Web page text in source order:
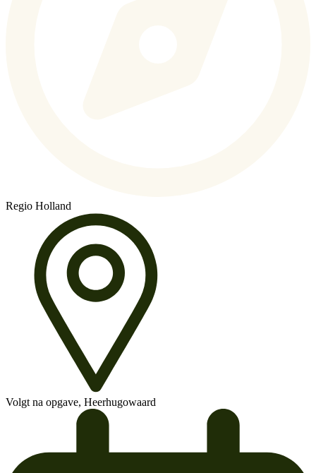
Regio Holland
Volgt na opgave, Heerhugowaard